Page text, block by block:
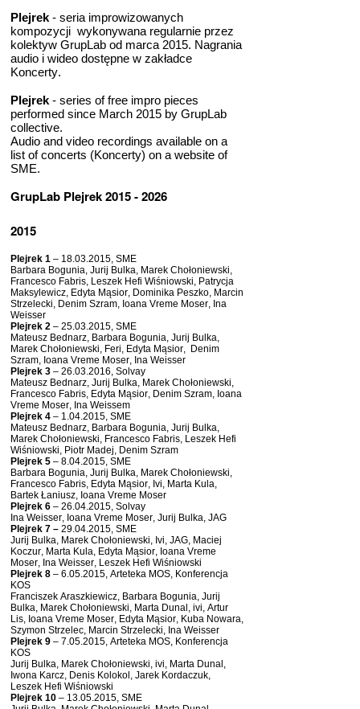
Plejrek - seria improwizowanych
kompozycji wykonywana regularnie przez
kolektyw GrupLab od marca 2015. Nagrania
audio i wideo dostępne w zakładce
Koncerty.
Plejrek - series of free impro pieces
performed since March 2015 by GrupLab
collective.
Audio and video recordings available on a
list of concerts (Koncerty) on a website of
SME.
GrupLab Plejrek 2015 - 2026
2015
Plejrek 1 – 18.03.2015, SME
Barbara Bogunia, Jurij Bulka, Marek Chołoniewski,
Francesco Fabris, Leszek Hefi Wiśniowski, Patrycja
Maksylewicz, Edyta Mąsior, Dominika Peszko, Marcin
Strzelecki, Denim Szram, Ioana Vreme Moser, Ina
Weisser
Plejrek 2 – 25.03.2015, SME
Mateusz Bednarz, Barbara Bogunia, Jurij Bulka,
Marek Chołoniewski, Feri, Edyta Mąsior, Denim
Szram, Ioana Vreme Moser, Ina Weisser
Plejrek 3 – 26.03.2016, Solvay
Mateusz Bednarz, Jurij Bulka, Marek Chołoniewski,
Francesco Fabris, Edyta Mąsior, Denim Szram, Ioana
Vreme Moser, Ina Weissem
Plejrek 4 – 1.04.2015, SME
Mateusz Bednarz, Barbara Bogunia, Jurij Bulka,
Marek Chołoniewski, Francesco Fabris, Leszek Hefi
Wiśniowski, Piotr Madej, Denim Szram
Plejrek 5 – 8.04.2015, SME
Barbara Bogunia, Jurij Bulka, Marek Chołoniewski,
Francesco Fabris, Edyta Mąsior, Ivi, Marta Kula,
Bartek Łaniusz, Ioana Vreme Moser
Plejrek 6 – 26.04.2015, Solvay
Ina Weisser, Ioana Vreme Moser, Jurij Bulka, JAG
Plejrek 7 – 29.04.2015, SME
Jurij Bulka, Marek Chołoniewski, Ivi, JAG, Maciej
Koczur, Marta Kula, Edyta Mąsior, Ioana Vreme
Moser, Ina Weisser, Leszek Hefi Wiśniowski
Plejrek 8 – 6.05.2015, Arteteka MOS, Konferencja
KOS
Franciszek Araszkiewicz, Barbara Bogunia, Jurij
Bulka, Marek Chołoniewski, Marta Dunal, ivi, Artur
Lis, Ioana Vreme Moser, Edyta Mąsior, Kuba Nowara,
Szymon Strzelec, Marcin Strzelecki, Ina Weisser
Plejrek 9 – 7.05.2015, Arteteka MOS, Konferencja
KOS
Jurij Bulka, Marek Chołoniewski, ivi, Marta Dunal,
Iwona Karcz, Denis Kolokol, Jarek Kordaczuk,
Leszek Hefi Wiśniowski
Plejrek 10 – 13.05.2015, SME